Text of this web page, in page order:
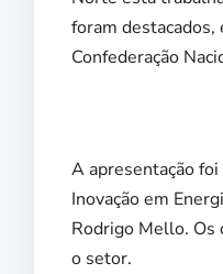
foram destacados,
Confederação
A apresentação
Inovação em
Rodrigo Mello. Os
o setor.